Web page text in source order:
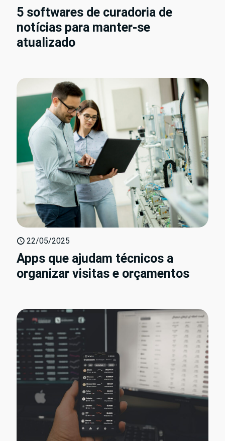
5 softwares de curadoria de
notícias para manter-se
atualizado
22/05/2025
Apps que ajudam técnicos a
organizar visitas e orçamentos